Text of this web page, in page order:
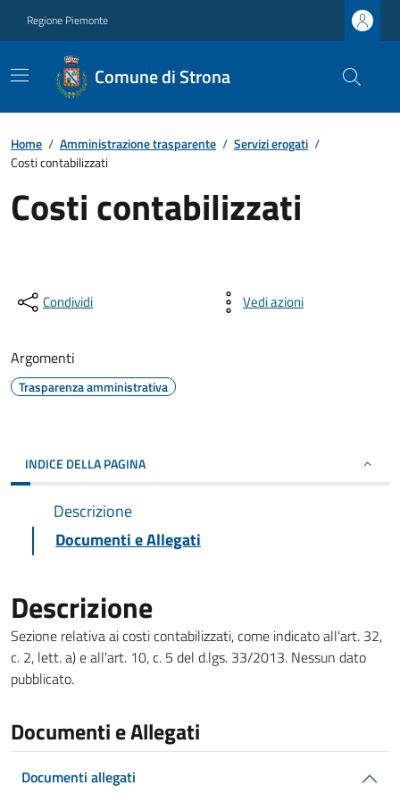
Regione Piemonte
Comune di Strona
Home / Amministrazione trasparente / Servizi erogati /
Costi contabilizzati
Costi contabilizzati
Condividi Vedi azioni
Argomenti
Trasparenza amministrativa
INDICE DELLA PAGINA
Descrizione
Documenti e Allegati
Descrizione
Sezione relativa ai costi contabilizzati, come indicato all'art. 32,
c. 2, lett. a) e all'art. 10, c. 5 del d.lgs. 33/2013. Nessun dato
pubblicato.
Documenti e Allegati
Documenti allegati